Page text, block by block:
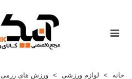
خانه > لوازم ورزشی > ورزش های رزمی